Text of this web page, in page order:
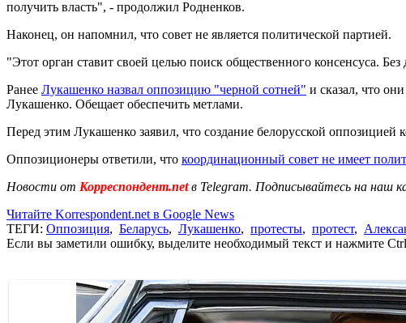
получить власть", - продолжил Родненков.
Наконец, он напомнил, что совет не является политической партией.
"Этот орган ставит своей целью поиск общественного консенсуса.
Ранее Лукашенко назвал оппозицию "черной сотней" и сказал, что
Лукашенко. Обещает обеспечить метлами.
Перед этим Лукашенко заявил, что создание белорусской оппозицией
Оппозиционеры ответили, что координационный совет не имеет
Новости от Корреспондент.netв Telegram. Подписывайтесь на наш
Читайте Korrespondent.net в Google News
ТЕГИ: Оппозиция, Беларусь, Лукашенко, протесты, протест,
Если вы заметили ошибку, выделите необходимый текст и нажмите